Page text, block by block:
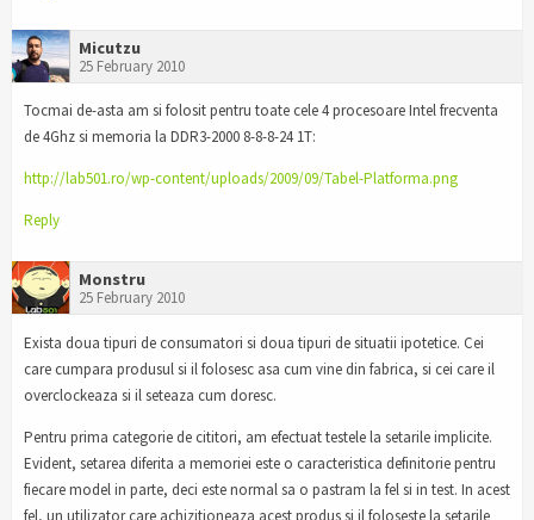
Micutzu
25 February 2010
Tocmai de-asta am si folosit pentru toate cele 4 procesoare Intel frecventa
de 4Ghz si memoria la DDR3-2000 8-8-8-24 1T:
http://lab501.ro/wp-content/uploads/2009/09/Tabel-Platforma.png
Reply
Monstru
25 February 2010
Exista doua tipuri de consumatori si doua tipuri de situatii ipotetice. Cei
care cumpara produsul si il folosesc asa cum vine din fabrica, si cei care il
overclockeaza si il seteaza cum doresc.
Pentru prima categorie de cititori, am efectuat testele la setarile implicite.
Evident, setarea diferita a memoriei este o caracteristica definitorie pentru
fiecare model in parte, deci este normal sa o pastram la fel si in test. In acest
fel, un utilizator care achizitioneaza acest produs si il foloseste la setarile